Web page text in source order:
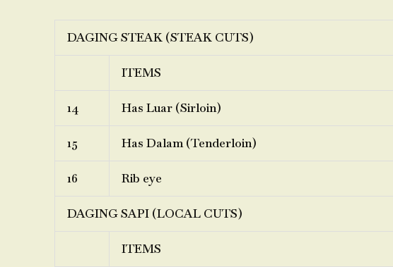
DAGING STEAK (STEAK CUTS)
ITEMS
14 Has Luar (Sirloin)
15 Has Dalam (Tenderloin)
16 Rib eye
DAGING SAPI (LOCAL CUTS)
ITEMS